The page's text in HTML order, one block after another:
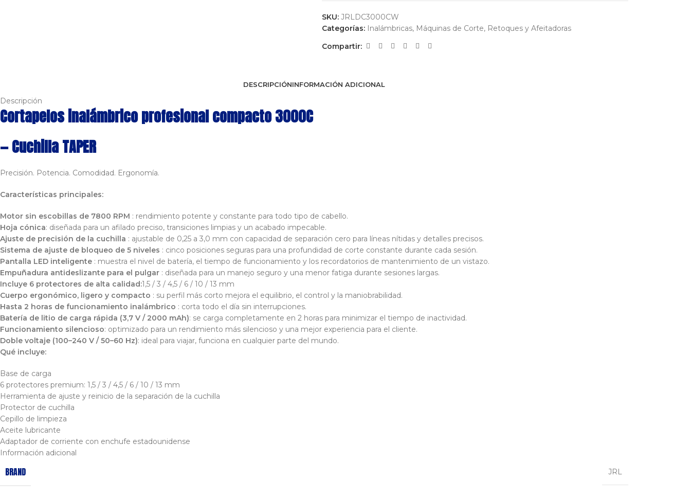
SKU: JRLDC3000CW
Categorías: Inalámbricas, Máquinas de Corte, Retoques y Afeitadoras
Compartir:
DESCRIPCIÓNINFORMACIÓN ADICIONAL
Descripción
Cortapelos inalámbrico profesional compacto 3000C
— Cuchilla TAPER
Precisión. Potencia. Comodidad. Ergonomía.
Características principales:
Motor sin escobillas de 7800 RPM : rendimiento potente y constante para todo tipo de cabello.
Hoja cónica: diseñada para un afilado preciso, transiciones limpias y un acabado impecable.
Ajuste de precisión de la cuchilla : ajustable de 0,25 a 3,0 mm con capacidad de separación cero para líneas nítidas y detalles precisos.
Sistema de ajuste de bloqueo de 5 niveles : cinco posiciones seguras para una profundidad de corte constante durante cada sesión.
Pantalla LED inteligente : muestra el nivel de batería, el tiempo de funcionamiento y los recordatorios de mantenimiento de un vistazo.
Empuñadura antideslizante para el pulgar : diseñada para un manejo seguro y una menor fatiga durante sesiones largas.
Incluye 6 protectores de alta calidad:1,5 / 3 / 4,5 / 6 / 10 / 13 mm
Cuerpo ergonómico, ligero y compacto : su perfil más corto mejora el equilibrio, el control y la maniobrabilidad.
Hasta 2 horas de funcionamiento inalámbrico : corta todo el día sin interrupciones.
Batería de litio de carga rápida (3,7 V / 2000 mAh): se carga completamente en 2 horas para minimizar el tiempo de inactividad.
Funcionamiento silencioso: optimizado para un rendimiento más silencioso y una mejor experiencia para el cliente.
Doble voltaje (100–240 V / 50–60 Hz): ideal para viajar, funciona en cualquier parte del mundo.
Qué incluye:
Base de carga
6 protectores premium: 1,5 / 3 / 4,5 / 6 / 10 / 13 mm
Herramienta de ajuste y reinicio de la separación de la cuchilla
Protector de cuchilla
Cepillo de limpieza
Aceite lubricante
Adaptador de corriente con enchufe estadounidense
Información adicional
BRAND JRL